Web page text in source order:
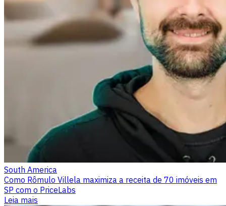
South America
Como Rômulo Villela maximiza a receita de 70 imóveis em
SP com o PriceLabs
Leia mais